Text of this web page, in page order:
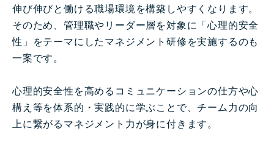
伸び伸びと働ける職場環境を構築しやすくなります。
そのため、管理職やリーダー層を対象に「心理的安全
性」をテーマにしたマネジメント研修を実施するのも
一案です。
心理的安全性を高めるコミュニケーションの仕方や心
構え等を体系的・実践的に学ぶことで、チーム力の向
上に繋がるマネジメント力が身に付きます。